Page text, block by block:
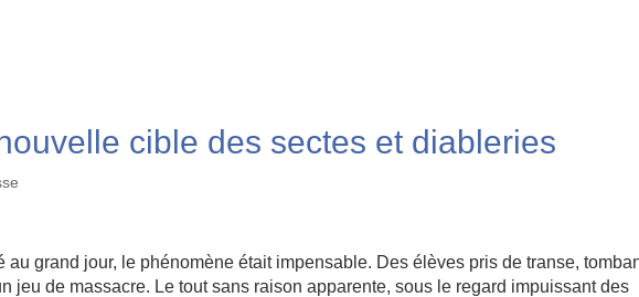
cible des sectes et diableries
au grand jour, le phénomène était impensable. Des élèves pris de transe,
jeu de massacre. Le tout sans raison apparente, sous le regard impuissant des